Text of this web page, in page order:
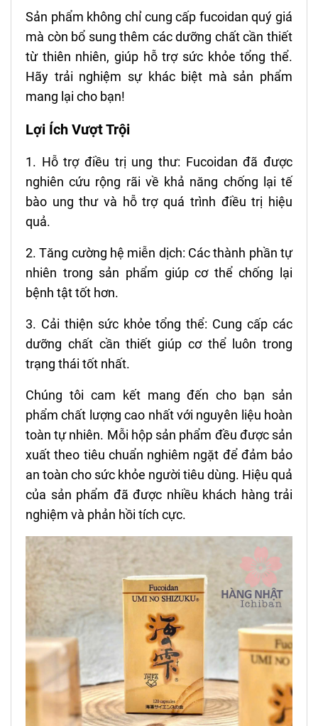
Sản phẩm không chỉ cung cấp fucoidan quý giá
mà còn bổ sung thêm các dưỡng chất cần thiết
từ thiên nhiên, giúp hỗ trợ sức khỏe tổng thể.
Hãy trải nghiệm sự khác biệt mà sản phẩm
mang lại cho bạn!
Lợi Ích Vượt Trội
1. Hỗ trợ điều trị ung thư: Fucoidan đã được
nghiên cứu rộng rãi về khả năng chống lại tế
bào ung thư và hỗ trợ quá trình điều trị hiệu
quả.
2. Tăng cường hệ miễn dịch: Các thành phần tự
nhiên trong sản phẩm giúp cơ thể chống lại
bệnh tật tốt hơn.
3. Cải thiện sức khỏe tổng thể: Cung cấp các
dưỡng chất cần thiết giúp cơ thể luôn trong
trạng thái tốt nhất.
Chúng tôi cam kết mang đến cho bạn sản
phẩm chất lượng cao nhất với nguyên liệu hoàn
toàn tự nhiên. Mỗi hộp sản phẩm đều được sản
xuất theo tiêu chuẩn nghiêm ngặt để đảm bảo
an toàn cho sức khỏe người tiêu dùng. Hiệu quả
của sản phẩm đã được nhiều khách hàng trải
nghiệm và phản hồi tích cực.